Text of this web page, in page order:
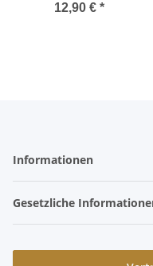
Nocke Zündnung Ciao,
12,90 € *
Informationen
Gesetzliche